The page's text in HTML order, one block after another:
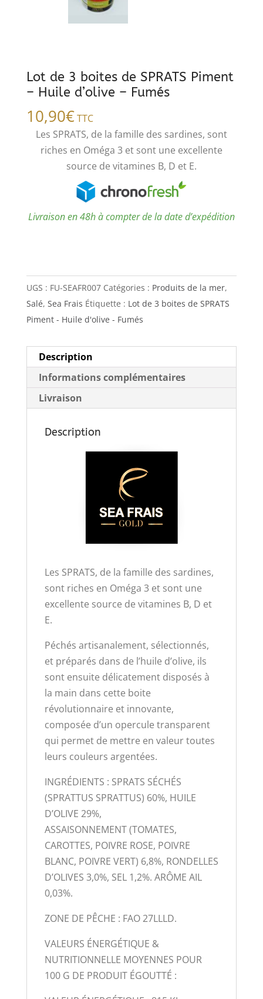
Lot de 3 boites de SPRATS Piment
– Huile d’olive – Fumés
10,90€TTC
​Les SPRATS, de la famille des sardines, sont
riches en Oméga 3 et sont une excellente
source de vitamines B, D et E.
Livraison en 48h à compter de la date d’expédition
UGS : FU-SEAFR007 Catégories : Produits de la mer,
Salé, Sea Frais Étiquette : Lot de 3 boites de SPRATS
Piment - Huile d'olive - Fumés
Description
Informations complémentaires
Livraison
Description
​Les SPRATS, de la famille des sardines,
sont riches en Oméga 3 et sont une
excellente source de vitamines B, D et
E.
Péchés artisanalement, sélectionnés,
et préparés dans de l’huile d’olive, ils
sont ensuite délicatement disposés à
la main dans cette boite
révolutionnaire et innovante,
composée d’un opercule transparent
qui permet de mettre en valeur toutes
leurs couleurs argentées.
INGRÉDIENTS : SPRATS SÉCHÉS
(SPRATTUS SPRATTUS) 60%, HUILE
D’OLIVE 29%,
ASSAISONNEMENT (TOMATES,
CAROTTES, POIVRE ROSE, POIVRE
BLANC, POIVRE VERT) 6,8%, RONDELLES
D’OLIVES 3,0%, SEL 1,2%. ARÔME AIL
0,03%.
ZONE DE PÊCHE : FAO 27LLLD.
VALEURS ÉNERGÉTIQUE &
NUTRITIONNELLE MOYENNES POUR
100 G DE PRODUIT ÉGOUTTÉ :